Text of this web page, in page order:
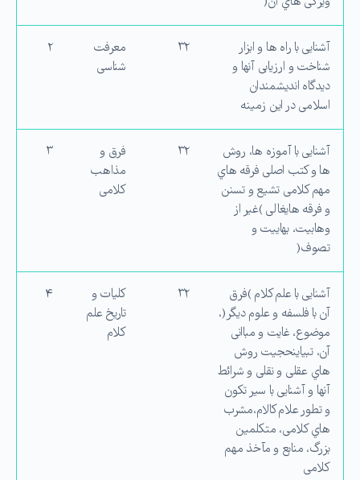
آشنایی با راه ها و ابزار
شناخت و ارزیابی آنها و
دیدگاه اندیشمندان
اسلامی در این زمینه
معرفت
شناسی
آشنایی با آموزه ها، روش
ها و كتب اصلی فرقه هاي
مهم كلامی تشیع و تسنن
و فرقه هايغالی )غیر از
وهابیت، بهاییت و
تصوف(
فرق و
مذاهب
كلامی
آشنایی با علم كلام )فرق
آن با فلسفه و علوم دیگر(،
موضوع، غایت و مباانی
آن، تبیاینحجیت روش
هاي عقلی و نقلی و شرائط
آنها و آشنایی با سیر تكون
و تطور علام كالام،مشرب
هاي كلامی، متكلمین
بزرگ، منابع و مآخذ مهم
كلامی
كلیات و
تاریخ علم
كلام